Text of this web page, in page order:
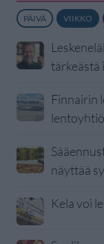
PÄIVÄ VIIKKO
tärkeästä
Finnairin
näyttää
Kela voi